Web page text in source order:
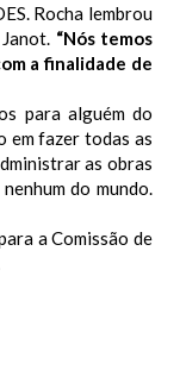
Rocha lembrou
“Nós temos
a finalidade de
para alguém do
em fazer todas as
as obras
do mundo.
a Comissão de